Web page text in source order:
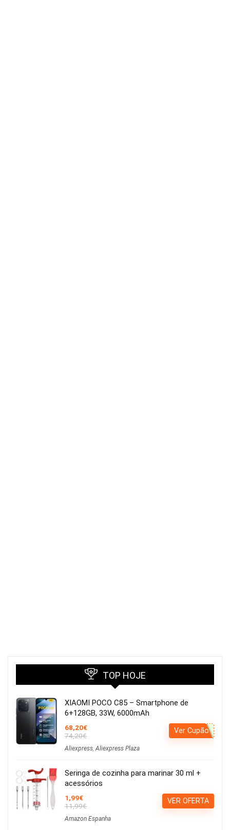
TOP HOJE
XIAOMI POCO C85 – Smartphone de
6+128GB, 33W, 6000mAh
68,20€
74,20€
Aliexpress,Aliexpress Plaza
Ver Cupão
Seringa de cozinha para marinar 30 ml +
acessórios
1,99€
11,99€
Amazon Espanha
VER OFERTA